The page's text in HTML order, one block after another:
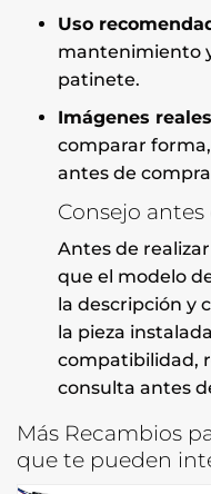
Uso
mantenimiento
patinete.
Imágenes
comparar
antes de
Consejo
Antes de
que el modelo
la descripción y
la pieza
compatibilidad,
consulta antes
Más Recambios
que te pueden